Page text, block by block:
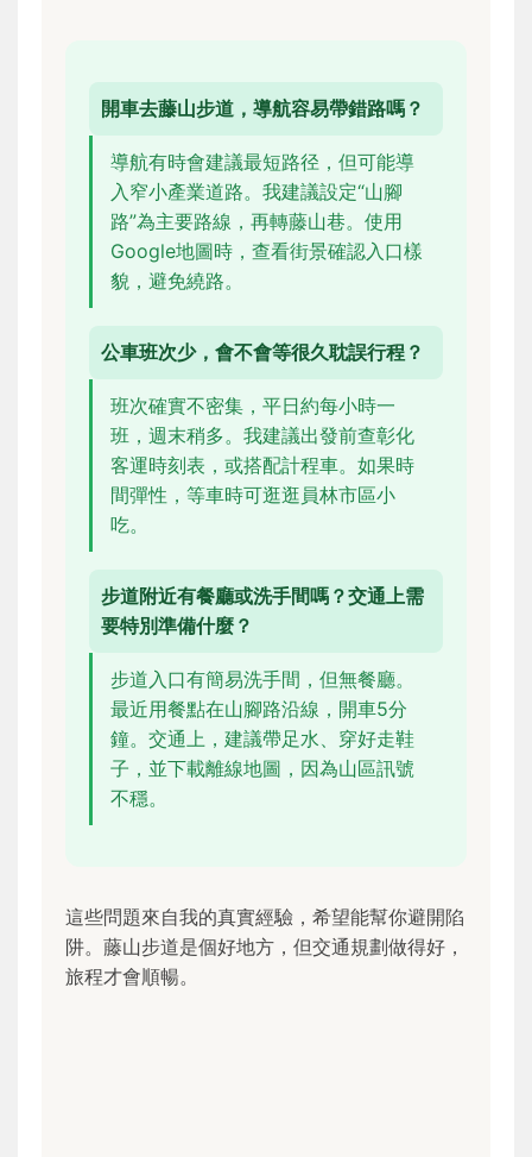
開車去藤山步道，導航容易帶錯路嗎？
導航有時會建議最短路径，但可能導
入窄小產業道路。我建議設定“山腳
路”為主要路線，再轉藤山巷。使用
Google地圖時，查看街景確認入口樣
貌，避免繞路。
公車班次少，會不會等很久耽誤行程？
班次確實不密集，平日約每小時一
班，週末稍多。我建議出發前查彰化
客運時刻表，或搭配計程車。如果時
間彈性，等車時可逛逛員林市區小
吃。
步道附近有餐廳或洗手間嗎？交通上需
要特別準備什麼？
步道入口有簡易洗手間，但無餐廳。
最近用餐點在山腳路沿線，開車5分
鐘。交通上，建議帶足水、穿好走鞋
子，並下載離線地圖，因為山區訊號
不穩。
這些問題來自我的真實經驗，希望能幫你避開陷
阱。藤山步道是個好地方，但交通規劃做得好，
旅程才會順暢。